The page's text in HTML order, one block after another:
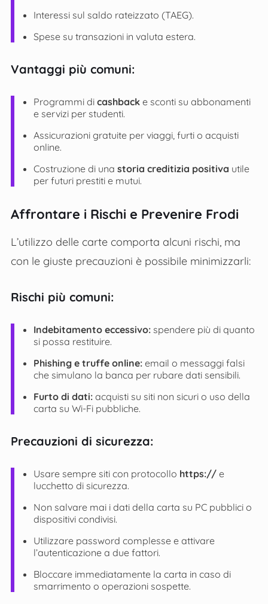
Interessi sul saldo rateizzato (TAEG).
Spese su transazioni in valuta estera.
Vantaggi più comuni:
Programmi di cashbacke sconti su abbonamenti
e servizi per studenti.
Assicurazioni gratuite per viaggi, furti o acquisti
online.
Costruzione di una storia creditizia positiva utile
per futuri prestiti e mutui.
Affrontare i Rischi e Prevenire Frodi
L’utilizzo delle carte comporta alcuni rischi, ma
con le giuste precauzioni è possibile minimizzarli:
Rischi più comuni:
Indebitamento eccessivo:spendere più di quanto
si possa restituire.
Phishing e truffe online:email o messaggi falsi
che simulano la banca per rubare dati sensibili.
Furto di dati:acquisti su siti non sicuri o uso della
carta su Wi-Fi pubbliche.
Precauzioni di sicurezza:
Usare sempre siti con protocollo https://e
lucchetto di sicurezza.
Non salvare mai i dati della carta su PC pubblici o
dispositivi condivisi.
Utilizzare password complesse e attivare
l’autenticazione a due fattori.
Bloccare immediatamente la carta in caso di
smarrimento o operazioni sospette.